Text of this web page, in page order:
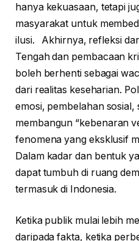
hanya kekuasaan, tetapi
masyarakat untuk
ilusi. Akhirnya, refleksi
Tengah dan pembacaan
boleh berhenti sebagai
dari realitas keseharian.
emosi, pembelahan
membangun “kebenaran
fenomena yang eksklusif
Dalam kadar dan bentuk
dapat tumbuh di ruang
termasuk di Indonesia.
Ketika publik mulai lebih
daripada fakta, ketika